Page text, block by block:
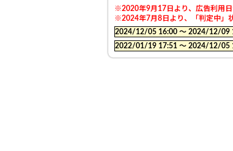
※2020年9月17日より、広告利用日
※2024年7月8日より、「判定中」
2024/12/05 16:00 〜 2024/12/09
2022/01/19 17:51 〜 2024/12/05